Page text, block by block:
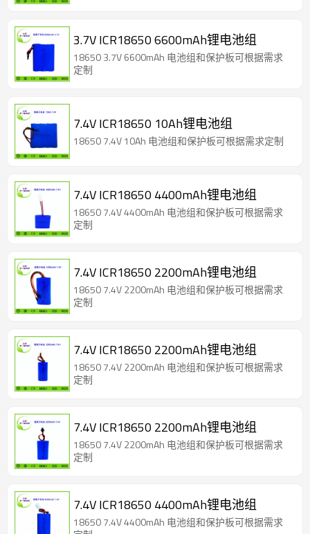
3.7V ICR18650 6600mAh锂电池组
18650 3.7V 6600mAh 电池组和保护板可根据需求
定制
7.4V ICR18650 10Ah锂电池组
18650 7.4V 10Ah 电池组和保护板可根据需求定制
7.4V ICR18650 4400mAh锂电池组
18650 7.4V 4400mAh 电池组和保护板可根据需求
定制
7.4V ICR18650 2200mAh锂电池组
18650 7.4V 2200mAh 电池组和保护板可根据需求
定制
7.4V ICR18650 2200mAh锂电池组
18650 7.4V 2200mAh 电池组和保护板可根据需求
定制
7.4V ICR18650 2200mAh锂电池组
18650 7.4V 2200mAh 电池组和保护板可根据需求
定制
7.4V ICR18650 4400mAh锂电池组
18650 7.4V 4400mAh 电池组和保护板可根据需求